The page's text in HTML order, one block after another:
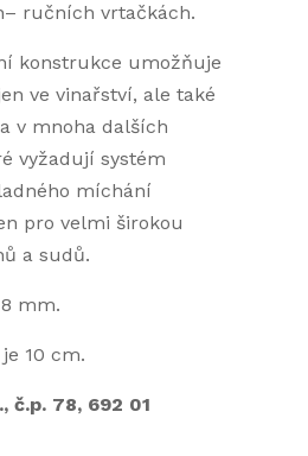
ručních vrtačkách.
konstrukce umožňuje
ve vinařství, ale také
v mnoha dalších
vyžadují systém
míchání
pro velmi širokou
a sudů.
mm.
10 cm.
č.p. 78, 692 01